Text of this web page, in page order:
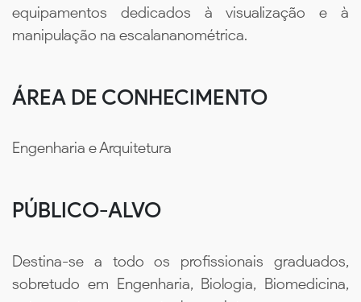
equipamentos dedicados à visualização e à
manipulação na escalananométrica.
ÁREA DE CONHECIMENTO
Engenharia e Arquitetura
PÚBLICO-ALVO
Destina-se a todo os profissionais graduados,
sobretudo em Engenharia, Biologia, Biomedicina,